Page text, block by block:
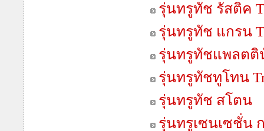
รุ่นทรูทัช รัสติค
รุ่นทรูทัช แกรน
รุ่นทรูทัชแพลตตินั่
รุ่นทรูทัชทูโทน
รุ่นทรูทัช สโตน
รุ่นทรูเซนเซชั่น ก